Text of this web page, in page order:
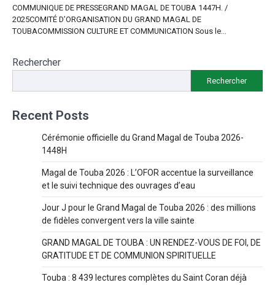
COMMUNIQUE DE PRESSEGRAND MAGAL DE TOUBA 1447H. /
2025COMITÉ D’ORGANISATION DU GRAND MAGAL DE
TOUBACOMMISSION CULTURE ET COMMUNICATION Sous le…
Rechercher
Rechercher
Recent Posts
Cérémonie officielle du Grand Magal de Touba 2026-
1448H
Magal de Touba 2026 : L’OFOR accentue la surveillance
et le suivi technique des ouvrages d’eau
Jour J pour le Grand Magal de Touba 2026 : des millions
de fidèles convergent vers la ville sainte
GRAND MAGAL DE TOUBA : UN RENDEZ-VOUS DE FOI, DE
GRATITUDE ET DE COMMUNION SPIRITUELLE
Touba : 8 439 lectures complètes du Saint Coran déjà